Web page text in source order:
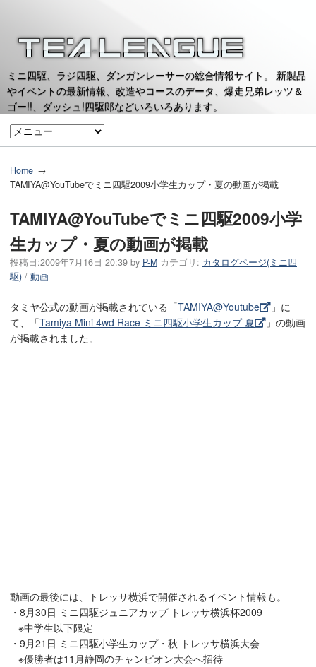
ミニ四駆、ラジ四駆、ダンガンレーサーの総合情報サイト。 新製品
やイベントの最新情報、改造やコースのデータ、爆走兄弟レッツ＆
ゴー!!、ダッシュ!四駆郎などいろいろあります。
Home
TAMIYA@YouTubeでミニ四駆2009小学生カップ・夏の動画が掲載
TAMIYA@YouTubeでミニ四駆2009小学
生カップ・夏の動画が掲載
投稿日:2009年7月16日 20:39 by P-M カテゴリ: カタログページ(ミニ四
駆) / 動画
タミヤ公式の動画が掲載されている「TAMIYA@Youtube
」に
て、「Tamiya Mini 4wd Race ミニ四駆小学生カップ 夏
」の動画
が掲載されました。
動画の最後には、トレッサ横浜で開催されるイベント情報も。
・8月30日 ミニ四駆ジュニアカップ トレッサ横浜杯2009
※中学生以下限定
・9月21日 ミニ四駆小学生カップ・秋 トレッサ横浜大会
※優勝者は11月静岡のチャンピオン大会へ招待